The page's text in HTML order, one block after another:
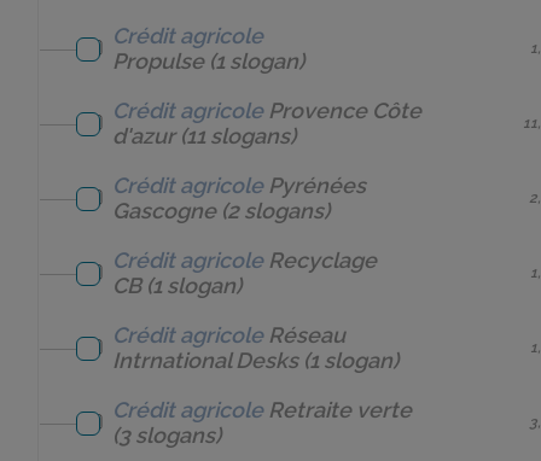
Crédit agricole
Propulse(1 slogan)
Crédit agricole Provence Côte
d'azur(11 slogans)
Crédit agricole Pyrénées
Gascogne(2 slogans)
Crédit agricole Recyclage
CB(1 slogan)
Crédit agricole Réseau
Intrnational Desks(1 slogan)
Crédit agricole Retraite verte
(3 slogans)